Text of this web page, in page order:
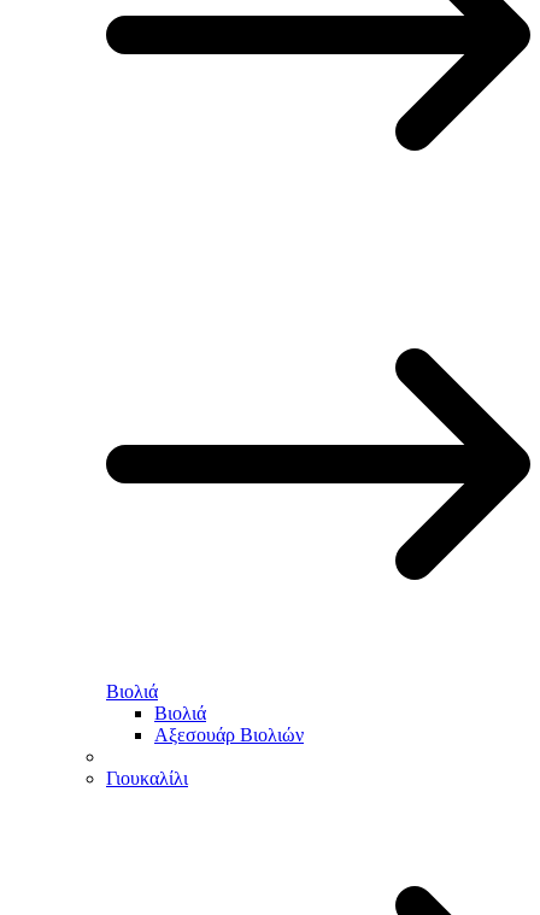
Βιολιά
Βιολιά
Αξεσουάρ Βιολιών
Γιουκαλίλι